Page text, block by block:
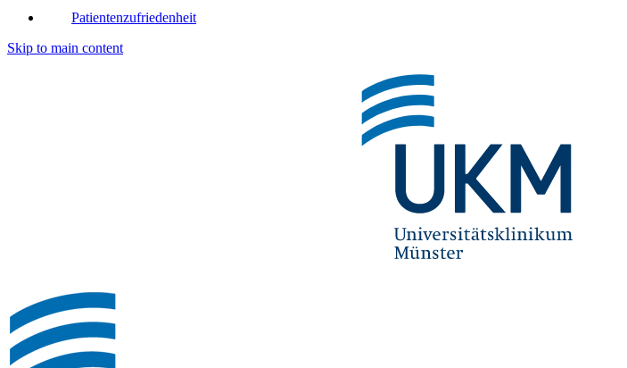
Patientenzufriedenheit
Skip to main content